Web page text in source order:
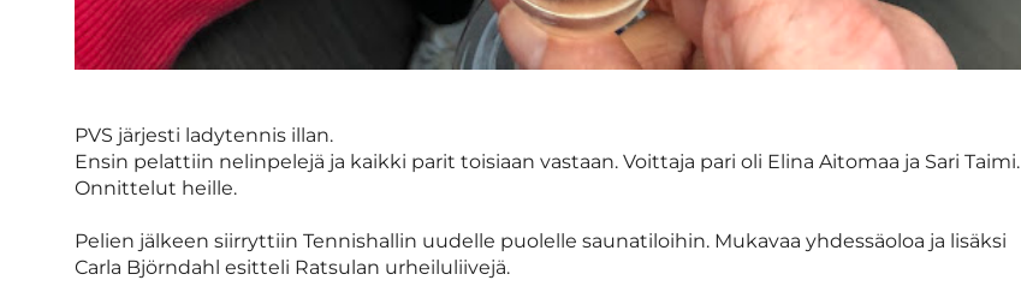
PVS järjesti ladytennis illan.
Ensin pelattiin nelinpelejä ja kaikki parit toisiaan vastaan. Voittaja pari oli Elina Aitomaa ja Sari Taimi.
Onnittelut heille.
Pelien jälkeen siirryttiin Tennishallin uudelle puolelle saunatiloihin. Mukavaa yhdessäoloa ja lisäksi
Carla Björndahl esitteli Ratsulan urheiluliivejä.